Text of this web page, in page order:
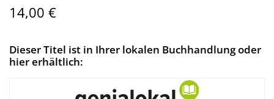
14,00 €
Dieser Titel ist in Ihrer lokalen Buchhandlung oder
hier erhältlich: